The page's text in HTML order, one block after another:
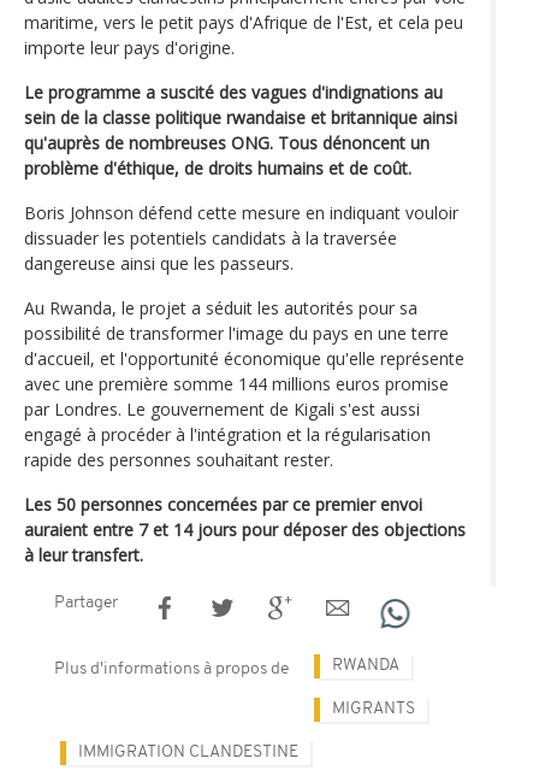
maritime, vers le petit pays d'Afrique de l'Est, et cela peu
importe leur pays d'origine.
Le programme a suscité des vagues d'indignations au
sein de la classe politique rwandaise et britannique ainsi
qu'auprès de nombreuses ONG. Tous dénoncent un
problème d'éthique, de droits humains et de coût.
Boris Johnson défend cette mesure en indiquant vouloir
dissuader les potentiels candidats à la traversée
dangereuse ainsi que les passeurs.
Au Rwanda, le projet a séduit les autorités pour sa
possibilité de transformer l'image du pays en une terre
d'accueil, et l'opportunité économique qu'elle représente
avec une première somme 144 millions euros promise
par Londres. Le gouvernement de Kigali s'est aussi
engagé à procéder à l'intégration et la régularisation
rapide des personnes souhaitant rester.
Les 50 personnes concernées par ce premier envoi
auraient entre 7 et 14 jours pour déposer des objections
à leur transfert.
Partager
Plus d'informations à propos de RWANDA
MIGRANTS
IMMIGRATION CLANDESTINE